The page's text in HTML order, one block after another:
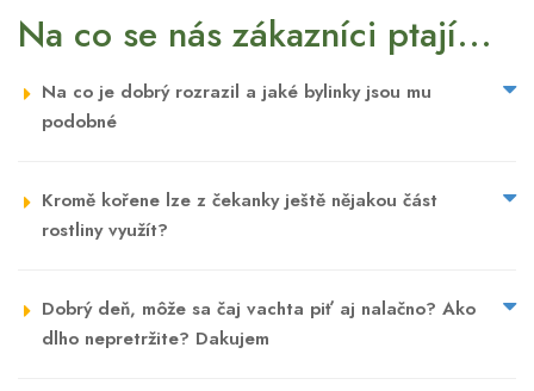
Na co se nás zákazníci ptají...
Na co je dobrý rozrazil a jaké bylinky jsou mu
podobné
Kromě kořene lze z čekanky ještě nějakou část
rostliny využít?
Dobrý deň, môže sa čaj vachta piť aj nalačno? Ako
dlho nepretržite? Dakujem